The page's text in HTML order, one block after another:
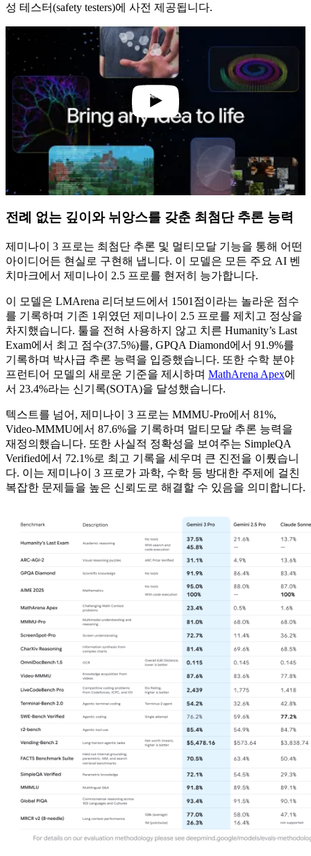
성 테스터(safety testers)에 사전 제공됩니다.
1:57
전례 없는 깊이와 뉘앙스를 갖춘 최첨단 추론 능력
제미나이 3 프로는 최첨단 추론 및 멀티모달 기능을 통해 어떤
아이디어든 현실로 구현해 냅니다. 이 모델은 모든 주요 AI 벤
치마크에서 제미나이 2.5 프로를 현저히 능가합니다.
이 모델은 LMArena 리더보드에서 1501점이라는 놀라운 점수
를 기록하며 기존 1위였던 제미나이 2.5 프로를 제치고 정상을
차지했습니다. 툴을 전혀 사용하지 않고 치른 Humanity’s Last
Exam에서 최고 점수(37.5%)를, GPQA Diamond에서 91.9%를
기록하며 박사급 추론 능력을 입증했습니다. 또한 수학 분야
프런티어 모델의 새로운 기준을 제시하며 MathArena Apex에
서 23.4%라는 신기록(SOTA)을 달성했습니다.
텍스트를 넘어, 제미나이 3 프로는 MMMU-Pro에서 81%,
Video-MMMU에서 87.6%을 기록하며 멀티모달 추론 능력을
재정의했습니다. 또한 사실적 정확성을 보여주는 SimpleQA
Verified에서 72.1%로 최고 기록을 세우며 큰 진전을 이뤘습니
다. 이는 제미나이 3 프로가 과학, 수학 등 방대한 주제에 걸친
복잡한 문제들을 높은 신뢰도로 해결할 수 있음을 의미합니다.